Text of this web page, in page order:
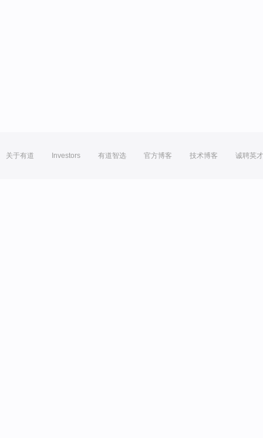
关于有道 Investors 有道智选 官方博客 技术博客 诚聘英才